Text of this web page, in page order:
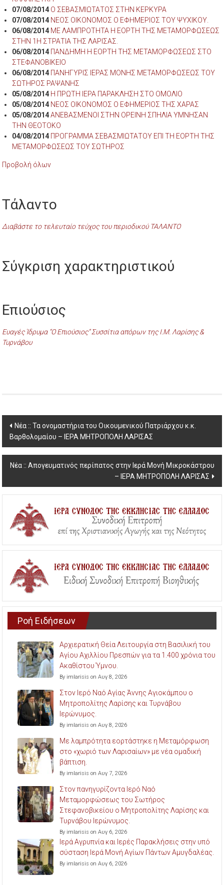
07/08/2014 Ο ΣΕΒΑΣΜΙΩΤΑΤΟΣ ΣΤΗΝ ΚΕΡΚΥΡΑ
07/08/2014 ΝΕΟΣ ΟΙΚΟΝΟΜΟΣ Ο ΕΦΗΜΕΡΙΟΣ ΤΟΥ ΨΥΧΙΚΟΥ.
06/08/2014 ΜΕ ΛΑΜΠΡΟΤΗΤΑ Η ΕΟΡΤΗ ΤΗΣ ΜΕΤΑΜΟΡΦΩΣΕΩΣ
ΣΤΗΝ 1Η ΣΤΡΑΤΙΑ ΤΗΣ ΛΑΡΙΣΑΣ.
06/08/2014 ΠΑΝΔΗΜΗ Η ΕΟΡΤΗ ΤΗΣ ΜΕΤΑΜΟΡΦΩΣΕΩΣ ΣΤΟ
ΣΤΕΦΑΝΟΒΙΚΕΙΟ
06/08/2014 ΠΑΝΗΓΥΡΙΣ ΙΕΡΑΣ ΜΟΝΗΣ ΜΕΤΑΜΟΡΦΩΣΕΩΣ ΤΟΥ
ΣΩΤΗΡΟΣ ΡΑΨΑΝΗΣ
05/08/2014 Η ΠΡΩΤΗ ΙΕΡΑ ΠΑΡΑΚΛΗΣΗ ΣΤΟ ΟΜΟΛΙΟ
05/08/2014 ΝΕΟΣ ΟΙΚΟΝΟΜΟΣ Ο ΕΦΗΜΕΡΙΟΣ ΤΗΣ ΧΑΡΑΣ
05/08/2014 ΑΝΕΒΑΣΜΕΝΟΙ ΣΤΗΝ ΟΡΕΙΝΗ ΣΠΗΛΙΑ ΥΜΝΗΣΑΝ
ΤΗΝ ΘΕΟΤΟΚΟ
04/08/2014 ΠΡΟΓΡΑΜΜΑ ΣΕΒΑΣΜΙΩΤΑΤΟΥ ΕΠΙ ΤΗ ΕΟΡΤΗ ΤΗΣ
ΜΕΤΑΜΟΡΦΩΣΕΩΣ ΤΟΥ ΣΩΤΗΡΟΣ
Προβολή όλων
Τάλαντο
Διαβάστε το τελευταίο τεύχος του περιοδικού ΤΑΛΑΝΤΟ
Σύγκριση χαρακτηριστικού
Επιούσιος
Ευαγές Ίδρυμα “Ο Επιούσιος” Συσσίτια απόρων της Ι.Μ. Λαρίσης &
Τυρνάβου
Post
navigation
Νέα :: Τα ονομαστήρια του Οικουμενικού Πατριάρχου κ.κ.
Βαρθολομαίου – ΙΕΡΑ ΜΗΤΡΟΠΟΛΗ ΛΑΡΙΣΑΣ
Νέα :: Απογευματινός περίπατος στην Ιερά Μονή Μικροκάστρου
– ΙΕΡΑ ΜΗΤΡΟΠΟΛΗ ΛΑΡΙΣΑΣ
Ροή Ειδήσεων
Αρχιερατική Θεία Λειτουργία στη Βασιλική του
Αγίου Αχιλλίου Πρεσπών για τα 1.400 χρόνια του
Ακαθίστου Ύμνου.
By imlarisis on Αυγ 8, 2026
Στον Ιερό Ναό Αγίας Άννης Αγιοκάμπου ο
Μητροπολίτης Λαρίσης και Τυρνάβου
Ιερώνυμος.
By imlarisis on Αυγ 8, 2026
Με λαμπρότητα εορτάστηκε η Μεταμόρφωση
στο «χωριό των Λαρισαίων» με νέα ομαδική
βάπτιση.
By imlarisis on Αυγ 7, 2026
Στον πανηγυρίζοντα Ιερό Ναό
Μεταμορφώσεως του Σωτήρος
Στεφανοβικείου ο Μητροπολίτης Λαρίσης και
Τυρνάβου Ιερώνυμος.
By imlarisis on Αυγ 6, 2026
Ιερά Αγρυπνία και Ιερές Παρακλήσεις στην υπό
σύσταση Ιερά Μονή Αγίων Πάντων Αμυγδαλέας.
By imlarisis on Αυγ 6, 2026